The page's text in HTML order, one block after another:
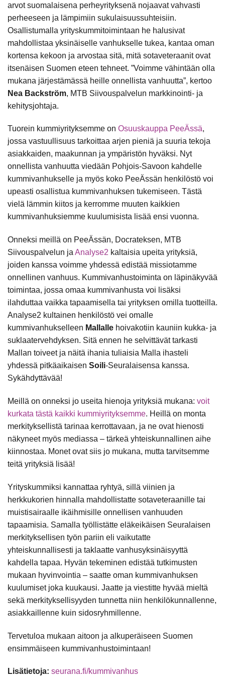
arvot suomalaisena perheyrityksenä nojaavat vahvasti
perheeseen ja lämpimiin sukulaisuussuhteisiin.
Osallistumalla yrityskummitoimintaan he halusivat
mahdollistaa yksinäiselle vanhukselle tukea, kantaa oman
kortensa kekoon ja arvostaa sitä, mitä sotaveteraanit ovat
itsenäisen Suomen eteen tehneet. ”Voimme vähintään olla
mukana järjestämässä heille onnellista vanhuutta”, kertoo
Nea Backström, MTB Siivouspalvelun markkinointi- ja
kehitysjohtaja.
Tuorein kummiyrityksemme on Osuuskauppa PeeÄssä,
jossa vastuullisuus tarkoittaa arjen pieniä ja suuria tekoja
asiakkaiden, maakunnan ja ympäristön hyväksi. Nyt
onnellista vanhuutta viedään Pohjois-Savoon kahdelle
kummivanhukselle ja myös koko PeeÄssän henkilöstö voi
upeasti osallistua kummivanhuksen tukemiseen. Tästä
vielä lämmin kiitos ja kerromme muuten kaikkien
kummivanhuksiemme kuulumisista lisää ensi vuonna.
Onneksi meillä on PeeÄssän, Docrateksen, MTB
Siivouspalvelun ja Analyse2 kaltaisia upeita yrityksiä,
joiden kanssa voimme yhdessä edistää missiotamme
onnellinen vanhuus. Kummivanhustoiminta on läpinäkyvää
toimintaa, jossa omaa kummivanhusta voi lisäksi
ilahduttaa vaikka tapaamisella tai yrityksen omilla tuotteilla.
Analyse2 kultainen henkilöstö vei omalle
kummivanhukselleen Mallalle hoivakotiin kauniin kukka- ja
suklaatervehdyksen. Sitä ennen he selvittävät tarkasti
Mallan toiveet ja näitä ihania tuliaisia Malla ihasteli
yhdessä pitkäaikaisen Soili-Seuralaisensa kanssa.
Sykähdyttävää!
Meillä on onneksi jo useita hienoja yrityksiä mukana: voit
kurkata tästä kaikki kummiyrityksemme. Heillä on monta
merkityksellistä tarinaa kerrottavaan, ja ne ovat hienosti
näkyneet myös mediassa – tärkeä yhteiskunnallinen aihe
kiinnostaa. Monet ovat siis jo mukana, mutta tarvitsemme
teitä yrityksiä lisää!
Yrityskummiksi kannattaa ryhtyä, sillä viinien ja
herkkukorien hinnalla mahdollistatte sotaveteraanille tai
muistisairaalle ikäihmisille onnellisen vanhuuden
tapaamisia. Samalla työllistätte eläkeikäisen Seuralaisen
merkityksellisen työn pariin eli vaikutatte
yhteiskunnallisesti ja taklaatte vanhusyksinäisyyttä
kahdella tapaa. Hyvän tekeminen edistää tutkimusten
mukaan hyvinvointia – saatte oman kummivanhuksen
kuulumiset joka kuukausi. Jaatte ja viestitte hyvää mieltä
sekä merkityksellisyyden tunnetta niin henkilökunnallenne,
asiakkaillenne kuin sidosryhmillenne.
Tervetuloa mukaan aitoon ja alkuperäiseen Suomen
ensimmäiseen kummivanhustoimintaan!
Lisätietoja: seurana.fi/kummivanhus